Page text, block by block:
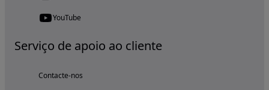
YouTube
Serviço de apoio ao cliente
Contacte-nos